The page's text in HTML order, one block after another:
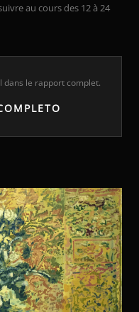
au cours des 12 à 24
dans le rapport complet.